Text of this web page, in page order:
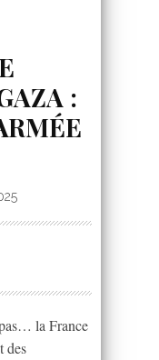
:
la France
des